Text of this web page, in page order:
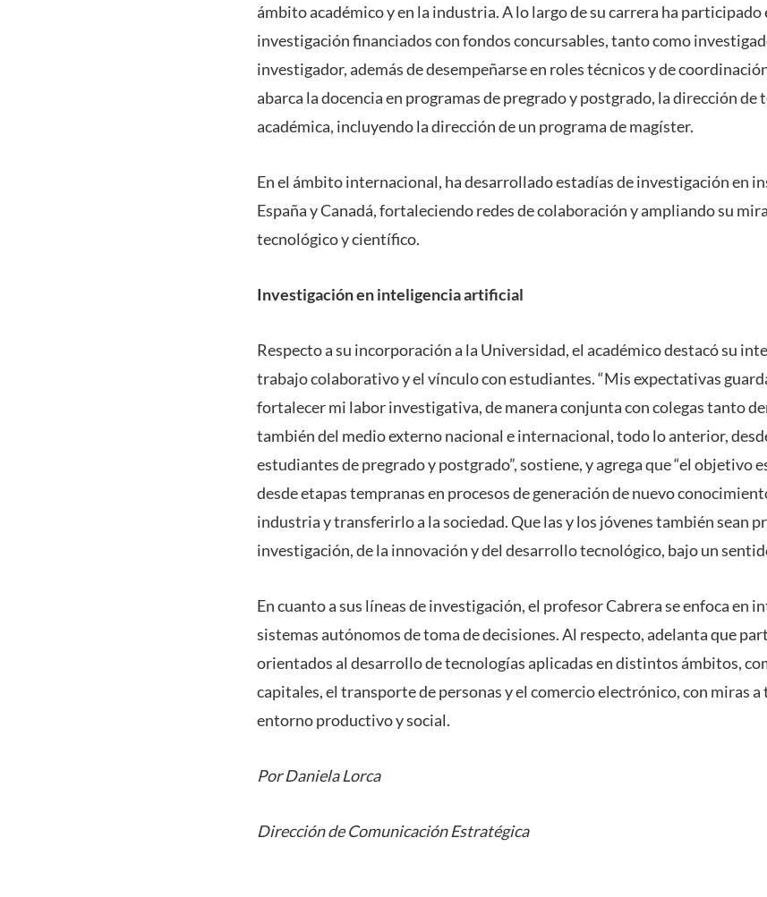
ámbito académico y en la industria. A lo largo de su carrera ha
investigación financiados con fondos concursables, tanto como
investigador, además de desempeñarse en roles técnicos y de
abarca la docencia en programas de pregrado y postgrado, la dirección de
académica, incluyendo la dirección de un programa de magíster.
En el ámbito internacional, ha desarrollado estadías de investigación en
España y Canadá, fortaleciendo redes de colaboración y ampliando su
tecnológico y científico.
Investigación en inteligencia artificial
Respecto a su incorporación a la Universidad, el académico destacó su
trabajo colaborativo y el vínculo con estudiantes. “Mis expectativas
fortalecer mi labor investigativa, de manera conjunta con colegas tanto
también del medio externo nacional e internacional, todo lo anterior,
estudiantes de pregrado y postgrado”, sostiene, y agrega que “el objetivo
desde etapas tempranas en procesos de generación de nuevo
industria y transferirlo a la sociedad. Que las y los jóvenes también sean
investigación, de la innovación y del desarrollo tecnológico, bajo un
En cuanto a sus líneas de investigación, el profesor Cabrera se enfoca en
sistemas autónomos de toma de decisiones. Al respecto, adelanta que
orientados al desarrollo de tecnologías aplicadas en distintos ámbitos,
capitales, el transporte de personas y el comercio electrónico, con miras
entorno productivo y social.
Por Daniela Lorca
Dirección de Comunicación Estratégica